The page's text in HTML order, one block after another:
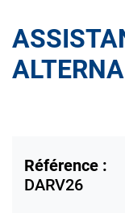
Référence :
DARV26